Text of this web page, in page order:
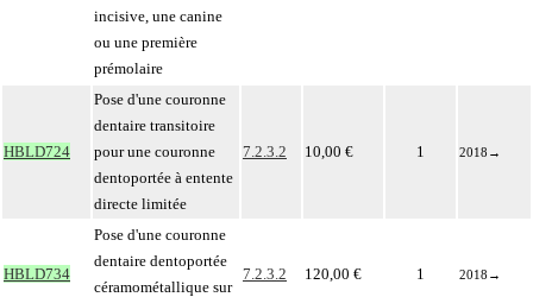
incisive, une canine
ou une première
prémolaire
HBLD724
Pose d'une couronne
dentaire transitoire
pour une couronne
dentoportée à entente
directe limitée
7.2.3.2 10,00 € 1 2018 →
HBLD734
Pose d'une couronne
dentaire dentoportée
céramométallique sur
7.2.3.2 120,00 € 1 2018 →